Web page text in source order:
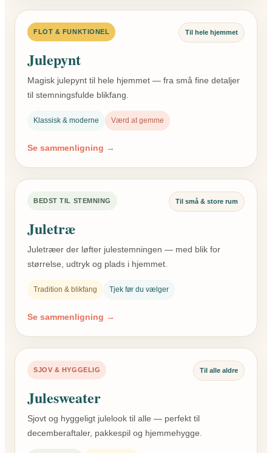
FLOT & FUNKTIONEL Til hele hjemmet
Julepynt
Magisk julepynt til hele hjemmet — fra små fine detaljer
til stemningsfulde blikfang.
Klassisk & moderne Værd at gemme
Se sammenligning →
BEDST TIL STEMNING Til små & store rum
Juletræ
Juletræer der løfter julestemningen — med blik for
størrelse, udtryk og plads i hjemmet.
Tradition & blikfang Tjek før du vælger
Se sammenligning →
SJOV & HYGGELIG Til alle aldre
Julesweater
Sjovt og hyggeligt julelook til alle — perfekt til
decemberaftaler, pakkespil og hjemmehygge.